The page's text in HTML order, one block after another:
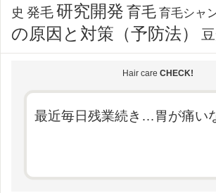
史 発毛研究開発 育毛 育毛シャ
の原因と対策（予防法）
Hair care CHECK!
最近毎日残業続き…胃が痛い